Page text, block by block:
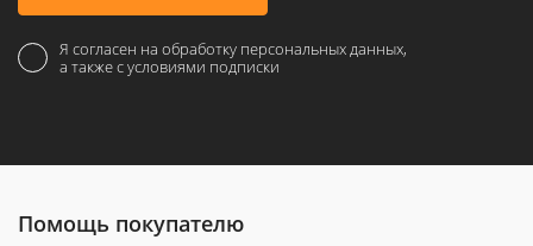
Я согласен на обработку персональных данных,
а также с условиями подписки
Помощь покупателю